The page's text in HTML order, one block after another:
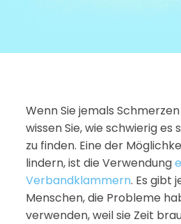
Wenn Sie jemals
wissen Sie, wie schwierig es
zu finden. Eine der
lindern, ist die Verwendung
Verbandklammern. Es gibt
Menschen, die Probleme
verwenden, weil sie Zeit